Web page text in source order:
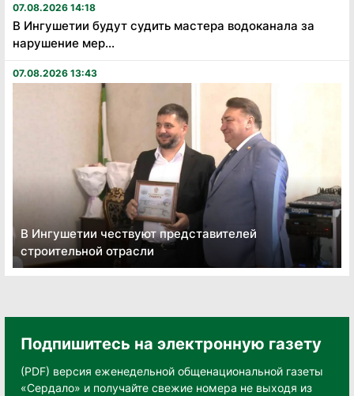
07.08.2026 14:18
В Ингушетии будут судить мастера водоканала за
нарушение мер...
07.08.2026 13:43
В Ингушетии чествуют представителей
строительной отрасли
Подпишитесь на электронную газету
(PDF) версия еженедельной общенациональной газеты
«Сердало» и получайте свежие номера не выходя из